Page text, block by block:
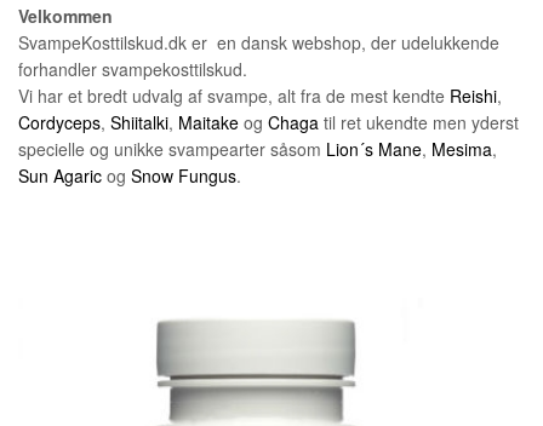
PLEJEPRODUKTER
LITTERATUR
ABONNEMENT
Velkommen
SvampeKosttilskud.dk er en dansk webshop, der udelukkende
forhandler svampekosttilskud.
Vi har et bredt udvalg af svampe, alt fra de mest kendte Reishi,
Cordyceps, Shiitalki, Maitake og Chaga til ret ukendte men yderst
specielle og unikke svampearter såsom Lion´s Mane, Mesima,
Sun Agaric og Snow Fungus.